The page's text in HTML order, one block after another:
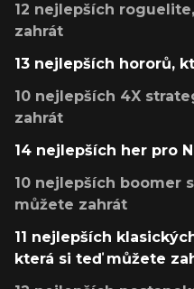
12 nejlepších
zahrát
13 nejlepších hororů,
10 nejlepších 4X
zahrát
14 nejlepších her pro
10 nejlepších boomer
můžete zahrát
11 nejlepších
která si teď můžete